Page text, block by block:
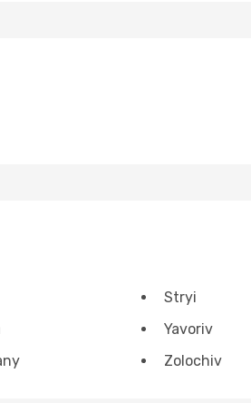
Stryi
Yavoriv
Zolochiv